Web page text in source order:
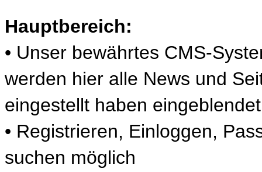
Hauptbereich:
• Unser bewährtes CMS-
werden hier alle News und
eingestellt haben
• Registrieren, Einloggen,
suchen möglich